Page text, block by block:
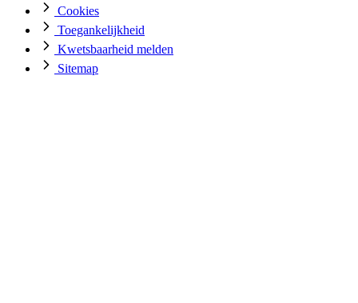
Cookies
Toegankelijkheid
Kwetsbaarheid melden
Sitemap